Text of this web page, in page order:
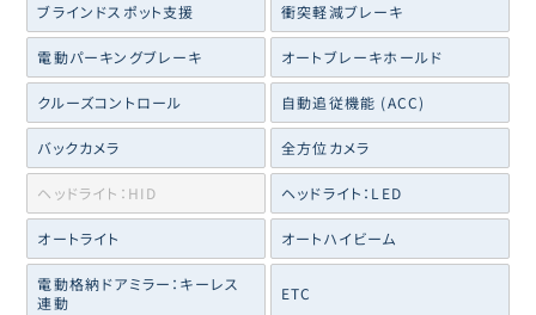
ブラインドスポット支援 衝突軽減ブレーキ
電動パーキングブレーキ オートブレーキホールド
クルーズコントロール 自動追従機能 (ACC)
バックカメラ 全方位カメラ
ヘッドライト：HID ヘッドライト：LED
オートライト オートハイビーム
電動格納ドアミラー：キーレス
連動
ETC